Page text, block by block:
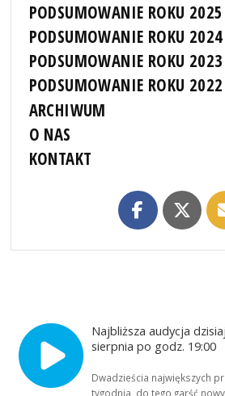
PODSUMOWANIE ROKU 2025
PODSUMOWANIE ROKU 2024
PODSUMOWANIE ROKU 2023
PODSUMOWANIE ROKU 2022
ARCHIWUM
O NAS
KONTAKT
Najbliższa audycja
sierpnia po godz. 19:00
Dwadzieścia największych
tygodnia, do tego garść